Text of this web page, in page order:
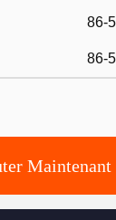
86-
86-
Maintenant